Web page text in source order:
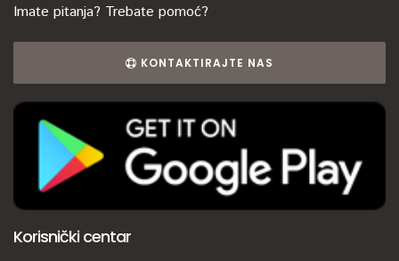
Imate pitanja? Trebate pomoć?
KONTAKTIRAJTE NAS
Korisnički centar